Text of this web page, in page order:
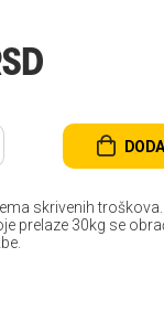
skrivenih troškova.
prelaze 30kg se